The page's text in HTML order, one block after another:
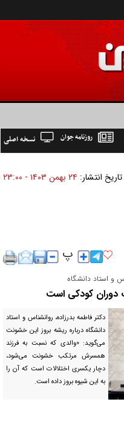
نسخه اصلی روزنامه جوان
تاریخ انتشار: ۲۴ بهمن ۱۴۰۳ - ۲۳:۰۰
و استاد دانشگاه
دوران کودکی است
دکتر فاطمه بدرزاده، روانشناس و استاد
دانشگاه درباره ریشه بروز این خشونت
می‌گوید: «والدی که نسبت به فرزند
همسرش مرتکب خشونت می‌شود،
دچار یکسری اختلالات است که آن را
به این شیوه بروز داده است.